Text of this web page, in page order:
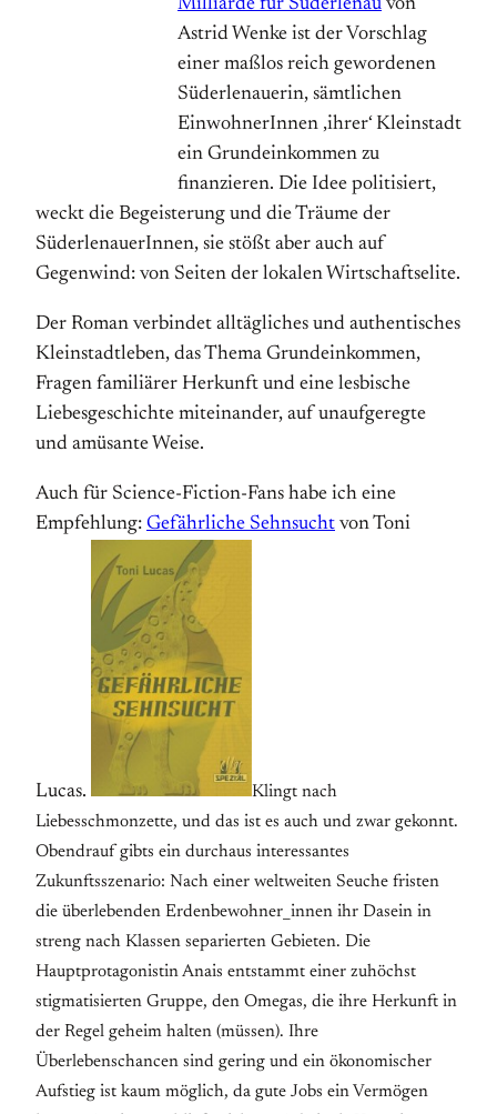
Milliarde für Süderlenau von
Astrid Wenke ist der Vorschlag
einer maßlos reich gewordenen
Süderlenauerin, sämtlichen
EinwohnerInnen ‚ihrer‘ Kleinstadt
ein Grundeinkommen zu
finanzieren. Die Idee politisiert,
weckt die Begeisterung und die Träume der
SüderlenauerInnen, sie stößt aber auch auf
Gegenwind: von Seiten der lokalen Wirtschaftselite.
Der Roman verbindet alltägliches und authentisches
Kleinstadtleben, das Thema Grundeinkommen,
Fragen familiärer Herkunft und eine lesbische
Liebesgeschichte miteinander, auf unaufgeregte
und amüsante Weise.
Auch für Science-Fiction-Fans habe ich eine
Empfehlung: Gefährliche Sehnsucht von Toni
Lucas.
Klingt nach
Liebesschmonzette, und das ist es auch und zwar gekonnt.
Obendrauf gibts ein durchaus interessantes
Zukunftsszenario: Nach einer weltweiten Seuche fristen
die überlebenden Erdenbewohner_innen ihr Dasein in
streng nach Klassen separierten Gebieten. Die
Hauptprotagonistin Anais entstammt einer zuhöchst
stigmatisierten Gruppe, den Omegas, die ihre Herkunft in
der Regel geheim halten (müssen). Ihre
Überlebenschancen sind gering und ein ökonomischer
Aufstieg ist kaum möglich, da gute Jobs ein Vermögen